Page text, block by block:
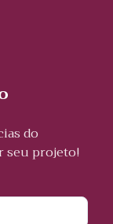
do
seu projeto!